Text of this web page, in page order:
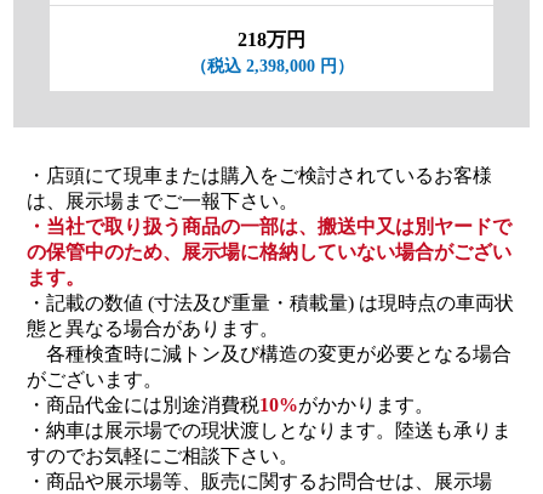
218万円
（税込 2,398,000 円）
・店頭にて現車または購入をご検討されているお客様
は、展示場までご一報下さい。
・当社で取り扱う商品の一部は、搬送中又は別ヤードで
の保管中のため、展示場に格納していない場合がござい
ます。
・記載の数値 (寸法及び重量・積載量) は現時点の車両状
態と異なる場合があります。
各種検査時に減トン及び構造の変更が必要となる場合
がございます。
・商品代金には別途消費税10%がかかります。
・納車は展示場での現状渡しとなります。陸送も承りま
すのでお気軽にご相談下さい。
・商品や展示場等、販売に関するお問合せは、展示場